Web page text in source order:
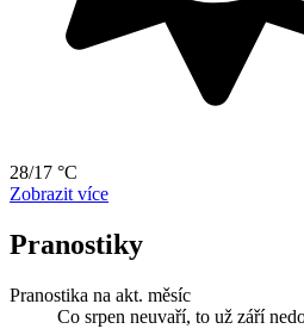
28/17 °C
Zobrazit více
Pranostiky
Pranostika na akt. měsíc
Co srpen neuvaří, to už září